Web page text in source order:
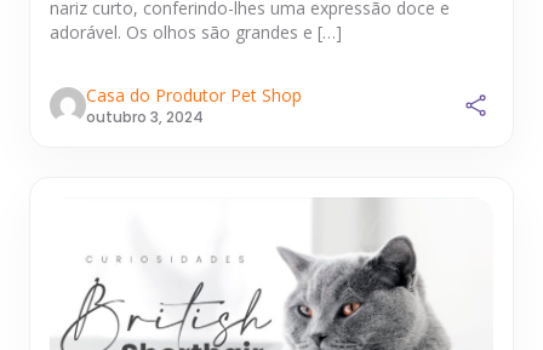
nariz curto, conferindo-lhes uma expressão doce e
adorável. Os olhos são grandes e […]
Casa do Produtor Pet Shop
outubro 3, 2024